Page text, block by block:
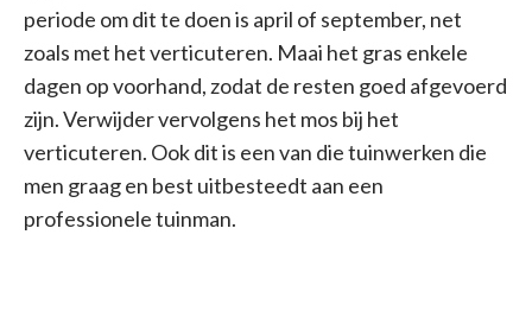
periode om dit te doen is april of september, net
zoals met het verticuteren. Maai het gras enkele
dagen op voorhand, zodat de resten goed afgevoerd
zijn. Verwijder vervolgens het mos bij het
verticuteren. Ook dit is een van die tuinwerken die
men graag en best uitbesteedt aan een
professionele tuinman.